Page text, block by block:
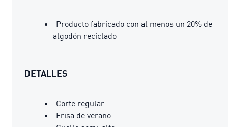
Producto fabricado con al menos un 20% de
algodón reciclado
DETALLES
Corte regular
Frisa de verano